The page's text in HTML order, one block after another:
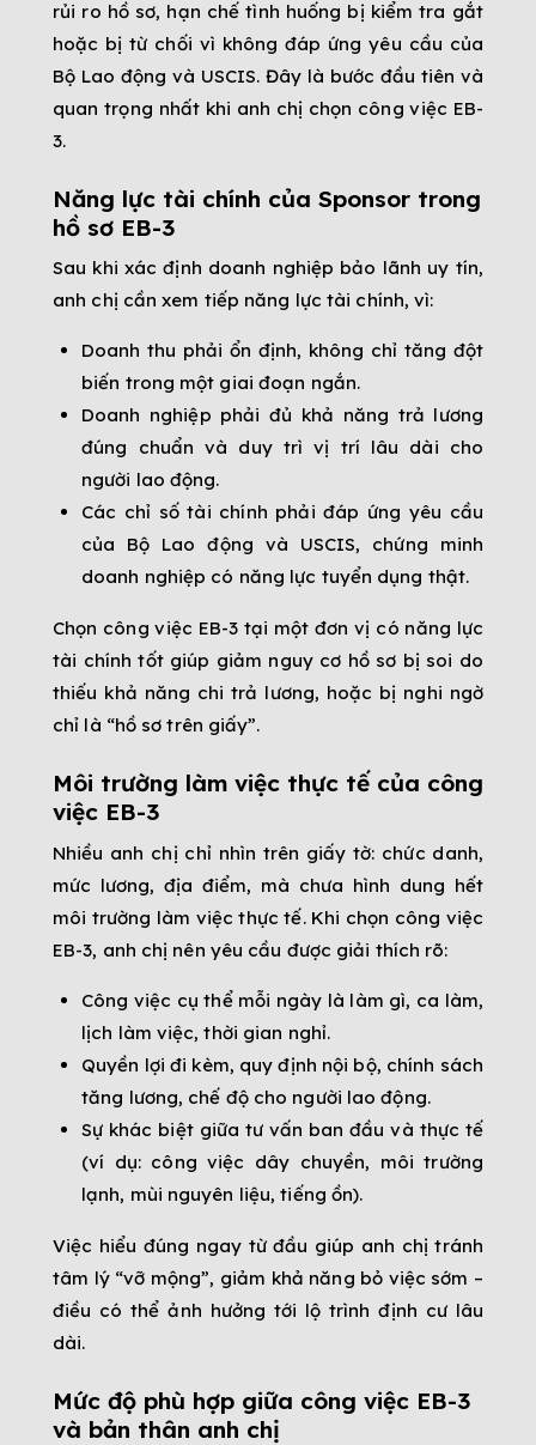
rủi ro hồ sơ, hạn chế tình huống bị kiểm tra gắt
hoặc bị từ chối vì không đáp ứng yêu cầu của
Bộ Lao động và USCIS. Đây là bước đầu tiên và
quan trọng nhất khi anh chị chọn công việc EB-
3.
Năng lực tài chính của Sponsor trong
hồ sơ EB-3
Sau khi xác định doanh nghiệp bảo lãnh uy tín,
anh chị cần xem tiếp năng lực tài chính, vì:
Doanh thu phải ổn định, không chỉ tăng đột
biến trong một giai đoạn ngắn.
Doanh nghiệp phải đủ khả năng trả lương
đúng chuẩn và duy trì vị trí lâu dài cho
người lao động.
Các chỉ số tài chính phải đáp ứng yêu cầu
của Bộ Lao động và USCIS, chứng minh
doanh nghiệp có năng lực tuyển dụng thật.
Chọn công việc EB-3 tại một đơn vị có năng lực
tài chính tốt giúp giảm nguy cơ hồ sơ bị soi do
thiếu khả năng chi trả lương, hoặc bị nghi ngờ
chỉ là “hồ sơ trên giấy”.
Môi trường làm việc thực tế của công
việc EB-3
Nhiều anh chị chỉ nhìn trên giấy tờ: chức danh,
mức lương, địa điểm, mà chưa hình dung hết
môi trường làm việc thực tế. Khi chọn công việc
EB-3, anh chị nên yêu cầu được giải thích rõ:
Công việc cụ thể mỗi ngày là làm gì, ca làm,
lịch làm việc, thời gian nghỉ.
Quyền lợi đi kèm, quy định nội bộ, chính sách
tăng lương, chế độ cho người lao động.
Sự khác biệt giữa tư vấn ban đầu và thực tế
(ví dụ: công việc dây chuyền, môi trường
lạnh, mùi nguyên liệu, tiếng ồn).
Việc hiểu đúng ngay từ đầu giúp anh chị tránh
tâm lý “vỡ mộng”, giảm khả năng bỏ việc sớm –
điều có thể ảnh hưởng tới lộ trình định cư lâu
dài.
Mức độ phù hợp giữa công việc EB-3
và bản thân anh chị